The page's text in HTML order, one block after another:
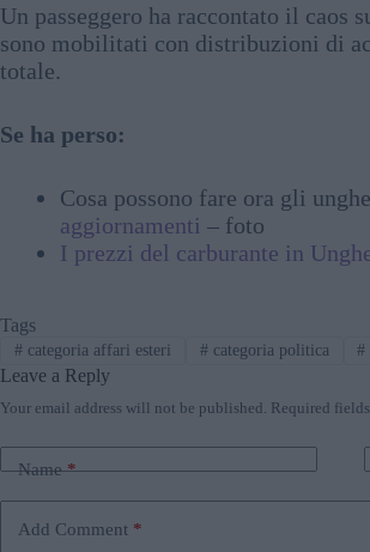
Un passeggero ha raccontato il caos
sono mobilitati con distribuzioni di
totale.
Se ha perso:
Cosa possono fare ora gli
aggiornamenti – foto
I prezzi del carburante in
Tags
#categoria affari esteri #categoria politica #
Leave a Reply
Your email address will not be published. Required
Name*
Add Comment *